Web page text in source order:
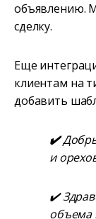
объявлению.
сделку.
Еще
клиентам на
добавить
✔️
и
✔️
объема